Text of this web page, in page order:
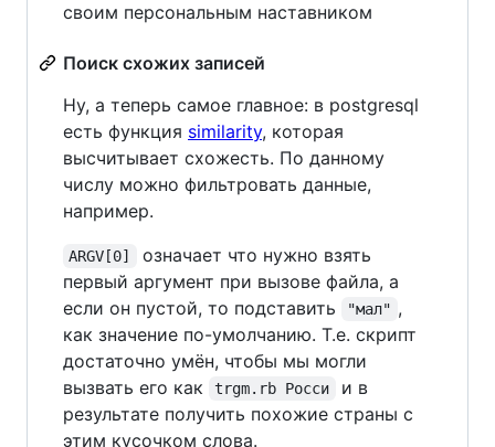
своим персональным наставником
Поиск схожих записей
Ну, а теперь самое главное: в postgresql
есть функция similarity, которая
высчитывает схожесть. По данному
числу можно фильтровать данные,
например.
ARGV[0]
означает что нужно взять
первый аргумент при вызове файла, а
если он пустой, то подставить
"мал" ,
как значение по-умолчанию. Т.е. скрипт
достаточно умён, чтобы мы могли
вызвать его как
trgm.rb Росси
и в
результате получить похожие страны с
этим кусочком слова.